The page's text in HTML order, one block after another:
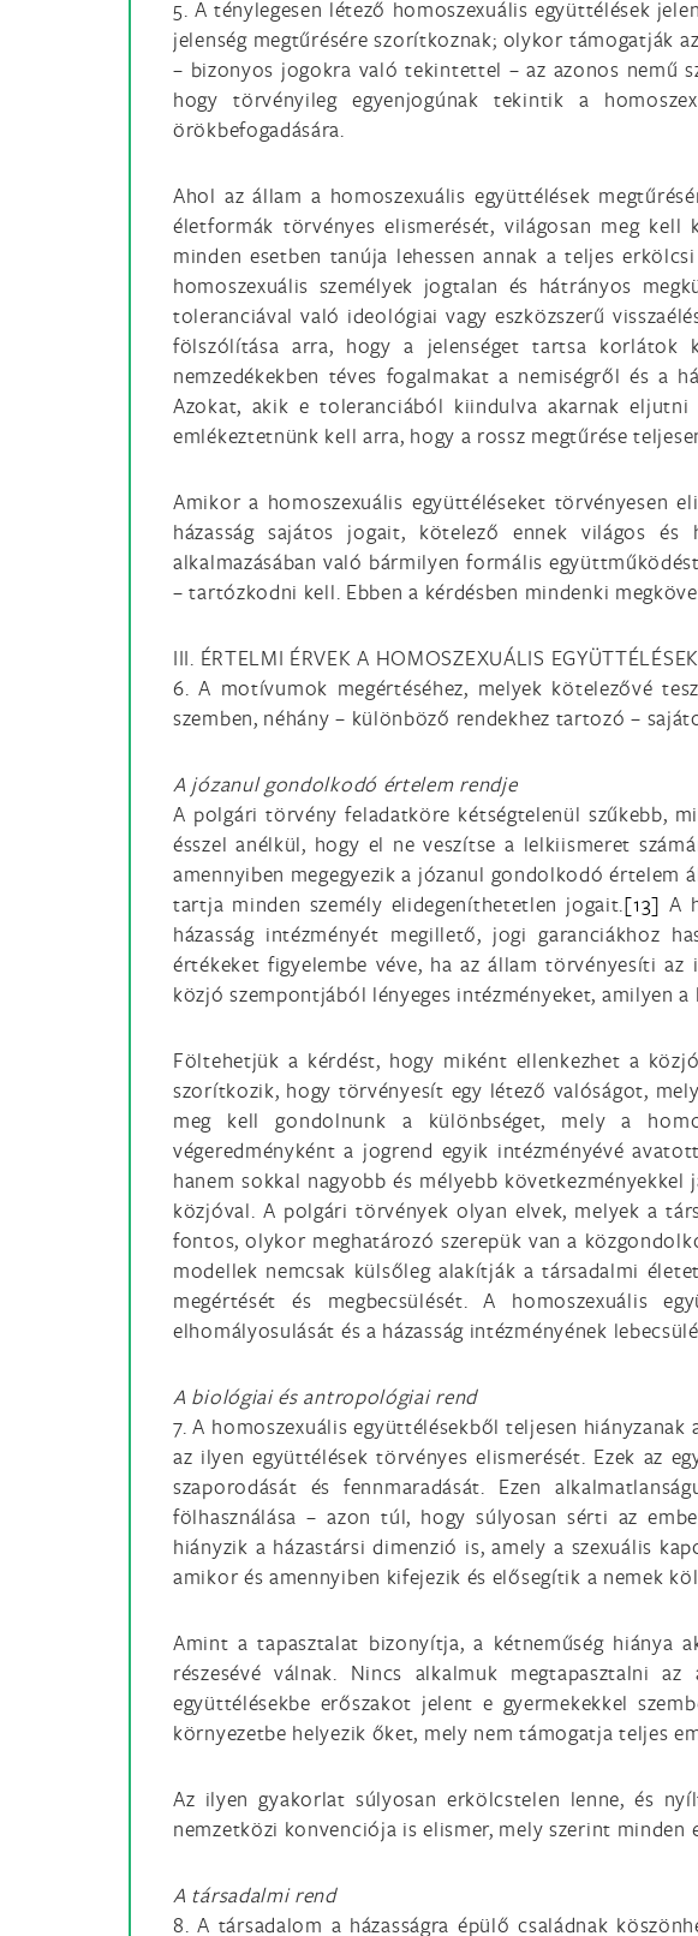
5. A ténylegesen létező homoszexuális együttélések
jelenség megtűrésére szorítkoznak; olykor támogatják
– bizonyos jogokra való tekintettel – az azonos nemű
hogy törvényileg egyenjogúnak tekintik a
örökbefogadására.
Ahol az állam a homoszexuális együttélések
életformák törvényes elismerését, világosan meg
minden esetben tanúja lehessen annak a teljes
homoszexuális személyek jogtalan és hátrányos
toleranciával való ideológiai vagy eszközszerű
fölszólítása arra, hogy a jelenséget tartsa
nemzedékekben téves fogalmakat a nemiségről és a
Azokat, akik e toleranciából kiindulva akarnak eljutni
emlékeztetnünk kell arra, hogy a rossz megtűrése
Amikor a homoszexuális együttéléseket törvényesen
házasság sajátos jogait, kötelező ennek világos
alkalmazásában való bármilyen formális
– tartózkodni kell. Ebben a kérdésben mindenki
III. ÉRTELMI ÉRVEK A HOMOSZEXUÁLIS
6. A motívumok megértéséhez, melyek kötelezővé
szemben, néhány – különböző rendekhez tartozó –
A józanul gondolkodó értelem rendje
A polgári törvény feladatköre kétségtelenül szűkebb,
ésszel anélkül, hogy el ne veszítse a lelkiismeret
amennyiben megegyezik a józanul gondolkodó
tartja minden személy elidegeníthetetlen jogait.[13] A
házasság intézményét megillető, jogi garanciákhoz
értékeket figyelembe véve, ha az állam törvényesíti
közjó szempontjából lényeges intézményeket, amilyen a
Föltehetjük a kérdést, hogy miként ellenkezhet a
szorítkozik, hogy törvényesít egy létező valóságot,
meg kell gondolnunk a különbséget, mely a
végeredményként a jogrend egyik intézményévé
hanem sokkal nagyobb és mélyebb
közjóval. A polgári törvények olyan elvek, melyek a
fontos, olykor meghatározó szerepük van a
modellek nemcsak külsőleg alakítják a társadalmi
megértését és megbecsülését. A homoszexuális
elhomályosulását és a házasság intézményének
A biológiai és antropológiai rend
7. A homoszexuális együttélésekből teljesen
az ilyen együttélések törvényes elismerését. Ezek az
szaporodását és fennmaradását. Ezen
fölhasználása – azon túl, hogy súlyosan sérti az
hiányzik a házastársi dimenzió is, amely a szexuális
amikor és amennyiben kifejezik és elősegítik a nemek
Amint a tapasztalat bizonyítja, a kétneműség hiánya
részesévé válnak. Nincs alkalmuk megtapasztalni
együttélésekbe erőszakot jelent e gyermekekkel
környezetbe helyezik őket, mely nem támogatja teljes
Az ilyen gyakorlat súlyosan erkölcstelen lenne, és
nemzetközi konvenciója is elismer, mely szerint
A társadalmi rend
8. A társadalom a házasságra épülő családnak